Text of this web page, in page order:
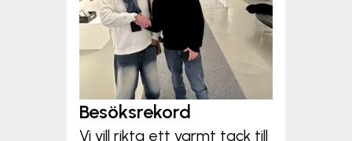
Besöksrekord
Vi vill rikta ett varmt tack till